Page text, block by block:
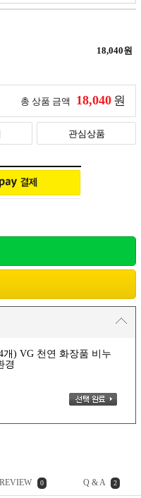
18,040원
총 상품 금액 18,040 원
관심상품
개) VG 천연 화장품 비누
경
REVIEW 0 Q & A 2